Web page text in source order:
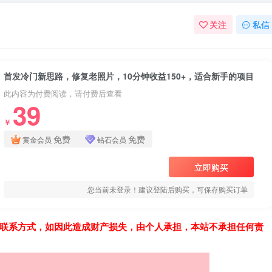
关注 私信
首发冷门新思路，修复老照片，10分钟收益150+，适合新手的项目
此内容为付费阅读，请付费后查看
￥ 39
黄金会员 免费 钻石会员 免费
立即购买
您当前未登录！建议登陆后购买，可保存购买订单
系方式，如因此造成财产损失，由个人承担，本站不承担任何责